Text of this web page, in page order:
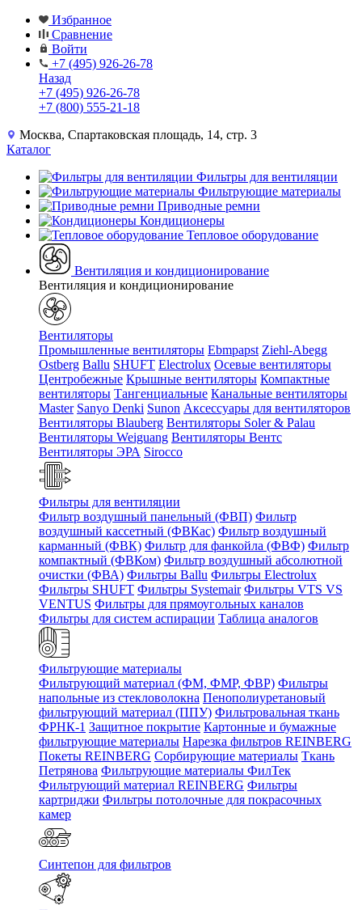
Избранное
Сравнение
Войти
+7 (495) 926-26-78
Назад
+7 (495) 926-26-78
+7 (800) 555-21-18
Москва, Спартаковская площадь, 14, стр. 3
Каталог
Фильтры для вентиляции
Фильтрующие материалы
Приводные ремни
Кондиционеры
Тепловое оборудование
Вентиляция и кондиционирование
Вентиляция и кондиционирование
Вентиляторы
Промышленные вентиляторы Ebmpapst Ziehl-Abegg
Ostberg Ballu SHUFT Electrolux Осевые вентиляторы
Центробежные Крышные вентиляторы Компактные
вентиляторы Тангенциальные Канальные вентиляторы
Master Sanyo Denki Sunon Аксессуары для вентиляторов
Вентиляторы Blauberg Вентиляторы Soler & Palau
Вентиляторы Weiguang Вентиляторы Вентс
Вентиляторы ЭРА Sirocco
Фильтры для вентиляции
Фильтр воздушный панельный (ФВП) Фильтр
воздушный кассетный (ФВКас) Фильтр воздушный
карманный (ФВК) Фильтр для фанкойла (ФВФ) Фильтр
компактный (ФВКом) Фильтр воздушный абсолютной
очистки (ФВА) Фильтры Ballu Фильтры Electrolux
Фильтры SHUFT Фильтры Systemair Фильтры VTS VS
VENTUS Фильтры для прямоугольных каналов
Фильтры для систем аспирации Таблица аналогов
Фильтрующие материалы
Фильтрующий материал (ФМ, ФМР, ФВР) Фильтры
напольные из стекловолокна Пенополиуретановый
фильтрующий материал (ППУ) Фильтровальная ткань
ФРНК-1 Защитное покрытие Картонные и бумажные
фильтрующие материалы Нарезка фильтров REINBERG
Покеты REINBERG Сорбирующие материалы Ткань
Петрянова Фильтрующие материалы ФилТек
Фильтрующий материал REINBERG Фильтры
картриджи Фильтры потолочные для покрасочных
камер
Синтепон для фильтров